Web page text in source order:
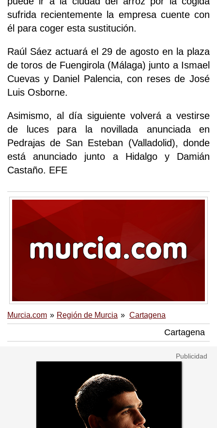
sufrida recientemente la empresa cuente con
él para coger esta sustitución.
Raúl Sáez actuará el 29 de agosto en la plaza
de toros de Fuengirola (Málaga) junto a Ismael
Cuevas y Daniel Palencia, con reses de José
Luis Osborne.
Asimismo, al día siguiente volverá a vestirse
de luces para la novillada anunciada en
Pedrajas de San Esteban (Valladolid), donde
está anunciado junto a Hidalgo y Damián
Castaño. EFE
Murcia.com Región de Murcia Cartagena
Cartagena